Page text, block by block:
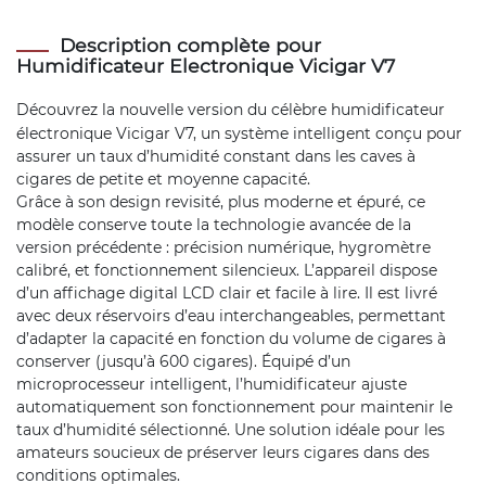
Description complète pour
Humidificateur Electronique Vicigar V7
Découvrez la nouvelle version du célèbre humidificateur
électronique Vicigar V7, un système intelligent conçu pour
assurer un taux d’humidité constant dans les caves à
cigares de petite et moyenne capacité.
Grâce à son design revisité, plus moderne et épuré, ce
modèle conserve toute la technologie avancée de la
version précédente : précision numérique, hygromètre
calibré, et fonctionnement silencieux. L’appareil dispose
d’un affichage digital LCD clair et facile à lire. Il est livré
avec deux réservoirs d’eau interchangeables, permettant
d’adapter la capacité en fonction du volume de cigares à
conserver (jusqu’à 600 cigares). Équipé d’un
microprocesseur intelligent, l’humidificateur ajuste
automatiquement son fonctionnement pour maintenir le
taux d’humidité sélectionné. Une solution idéale pour les
amateurs soucieux de préserver leurs cigares dans des
conditions optimales.